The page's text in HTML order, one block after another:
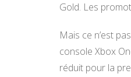
Gold. Les
Mais ce n’est
console Xbox
réduit pour la